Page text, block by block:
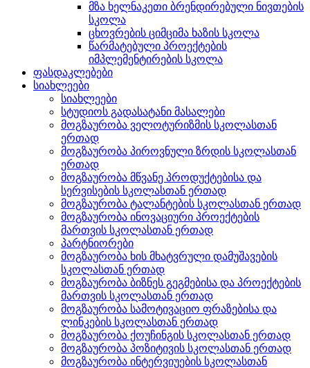
მზა ხელნაკეთი ბრენდირებული ნივთების
სკოლა
ცხოვრების ციმციმა ხაზის სკოლა
წარმატებული პროექტების
იმპლემენტირების სკოლა
ფასდაკლებები
სიახლეები
სიახლეები
სტუდიოს გადასატანი მასალები
მოგზაურობა ველოტურიზმის სკოლასთან
ერთად
მოგზაურობა პიროვნული ზრდის სკოლასთან
ერთად
მოგზაურობა მწვანე პროდუქტებისა და
სერვისების სკოლასთან ერთად
მოგზაურობა ტალანტების სკოლასთან ერთად
მოგზაურობა ინოვაციური პროექტების
მართვის სკოლასთან ერთად
პარტნიორები
მოგზაურობა ხის მხატვრული დამუშავების
სკოლასთან ერთად
მოგზაურობა ბიზნეს გეგმებისა და პროექტების
მართვის სკოლასთან ერთად
მოგზაურობა სამოტივაციო ფრაზებისა და
ლინკების სკოლასთან ერთად
მოგზაურობა ქოუჩინგის სკოლასთან ერთად
მოგზაურობა პოზიტივის სკოლასთან ერთად
მოგზაურობა ინტერვიუების სკოლასთან